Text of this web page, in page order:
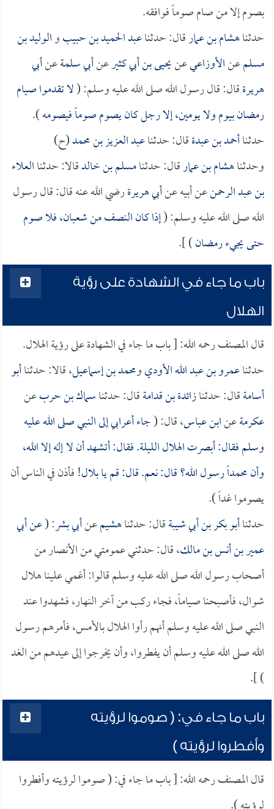
بصوم إلا من صام صوماً فوافقه.
حدثناهشام بن عمارقال: حدثناعبد الحميد بن حبيبوالوليد بن
مسلمعنالأوزاعيعنيحيى بن أبي كثيرعنأبي سلمةعنأبي
هريرةقال: قال رسول الله صلى الله عليه وسلم: (لا تقدموا صيام
رمضان بيوم ولا يومين، إلا رجل كان يصوم صوماً فيصومه).
حدثناأحمد بن عبدةقال: حدثناعبد العزيز بن محمد(ح)
وحدثناهشام بن عمارقال: حدثنامسلم بن خالدقالا: حدثناالعلاء
بن عبد الرحمنعن أبيه عنأبي هريرةرضي الله عنه قال: قال رسول
الله صلى الله عليه وسلم: (إذا كان النصف من شعبان، فلا صوم
حتى يجيء رمضان) ].
باب ما جاء في الشهادة على رؤية
الهلال
قال المصنف رحمه الله: [ باب ما جاء في الشهادة على رؤية الهلال.
حدثناعمرو بن عبد الله الأوديومحمد بن إسماعيل، قالا: حدثناأبو
أسامةقال: حدثنازائدة بن قدامةقال: حدثناسماك بن حربعن
عكرمةعنابن عباس، قال: (جاء أعرابي إلى النبي صلى الله عليه
وسلم فقال: أبصرت الهلال الليلة. فقال: أتشهد أن لا إله إلا الله،
وأن محمداً رسول الله؟ قال: نعم. قال: قم يابلال! فأذن في الناس أن
يصوموا غداً ).
حدثناأبو بكر بن أبي شيبةقال: حدثناهشيمعنأبي بشر: (عنأبي
عمير بن أنس بن مالك، قال: حدثني عمومتي من الأنصار من
أصحاب رسول الله صلى الله عليه وسلم قالوا: أغمي علينا هلال
شوال، فأصبحنا صياماً، فجاء ركب من آخر النهار، فشهدوا عند
النبي صلى الله عليه وسلم أنهم رأوا الهلال بالأمس، فأمرهم رسول
الله صلى الله عليه وسلم أن يفطروا، وأن يخرجوا إلى عيدهم من الغد
) ].
باب ما جاء في: ( صوموا لرؤيته
وأفطروا لرؤيته )
قال المصنف رحمه الله: [ باب ما جاء في: ( صوموا لرؤيته وأفطروا